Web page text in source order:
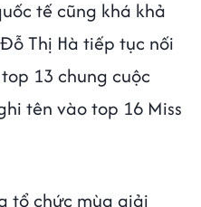
tế cũng khá khả
Thị Hà tiếp tục nối
13 chung cuộc
tên vào top 16 Miss
tổ chức mùa giải